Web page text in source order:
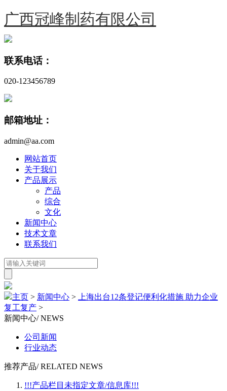
广西冠峰制药有限公司
联系电话：
020-123456789
邮箱地址：
admin@aa.com
网站首页
关于我们
产品展示
产品
综合
文化
新闻中心
技术文章
联系我们
主页 > 新闻中心 >
上海出台12条登记便利化措施 助力企业
复工复产 >
新闻中心/ NEWS
公司新闻
行业动态
推荐产品/ RELATED NEWS
!!!产品栏目未指定文章/信息库!!!